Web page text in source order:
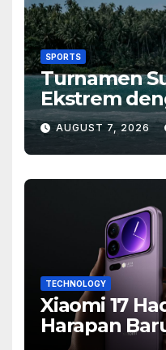
SPORTS
Turnamen
Ekstrem
Besar
AUGUST 7, 2026
TECHNOLOGY
Xiaomi 17
Harapan